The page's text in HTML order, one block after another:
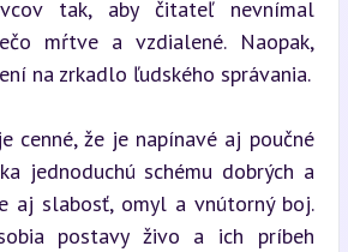
tak, aby čitateľ nevnímal
mŕtve a vzdialené. Naopak,
na zrkadlo ľudského správania.
cenné, že je napínavé aj poučné
jednoduchú schému dobrých a
aj slabosť, omyl a vnútorný boj.
postavy živo a ich príbeh